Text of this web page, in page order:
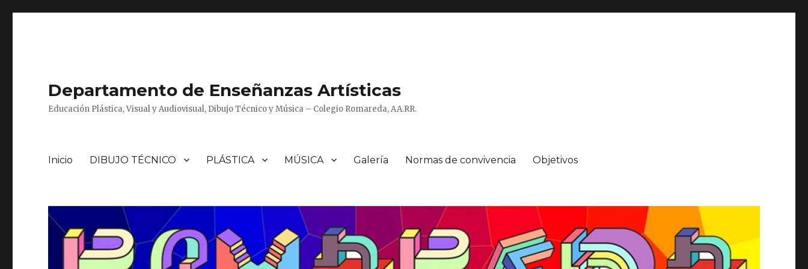
Departamento de Enseñanzas Artísticas
Educación Plástica, Visual y Audiovisual, Dibujo Técnico y Música – Colegio Romareda, AA.RR.
Inicio DIBUJO TÉCNICO PLÁSTICA MÚSICA Galería Normas de convivencia Objetivos